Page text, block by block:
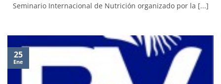
Seminario Internacional de Nutrición organizado por la [...]
25
Ene